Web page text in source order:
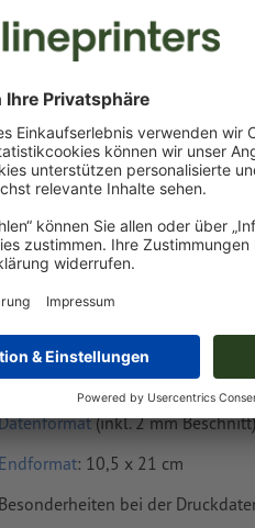
Jetzt
netto
ca.:
ca.5.73 kg
(inkl. 2 mm
Endformat: 10,5 x 21 cm
Besonderheiten bei der